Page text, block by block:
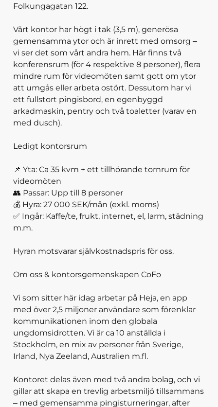
Folkungagatan 122.
Vårt kontor har högt i tak (3,5 m), generösa
gemensamma ytor och är inrett med omsorg –
vi ser det som vårt andra hem. Här finns två
konferensrum (för 4 respektive 8 personer), flera
mindre rum för videomöten samt gott om ytor
att umgås eller arbeta ostört. Dessutom har vi
ett fullstort pingisbord, en egenbyggd
arkadmaskin, pentry och två toaletter (varav en
med dusch).
Ledigt kontorsrum
📌 Yta: Ca 35 kvm + ett tillhörande tornrum för
videomöten
👥 Passar: Upp till 8 personer
💰 Hyra: 27 000 SEK/mån (exkl. moms)
✅ Ingår: Kaffe/te, frukt, internet, el, larm, städning
m.m.
Hyran motsvarar självkostnadspris för oss.
Om oss & kontorsgemenskapen CoFo
Vi som sitter här idag arbetar på Heja, en app
med över 2,5 miljoner användare som förenklar
kommunikationen inom den globala
ungdomsidrotten. Vi är ca 10 anställda i
Stockholm, en mix av personer från Sverige,
Irland, Nya Zeeland, Australien m.fl.
Kontoret delas även med två andra bolag, och vi
gillar att skapa en trevlig arbetsmiljö tillsammans
– med gemensamma pingisturneringar, after